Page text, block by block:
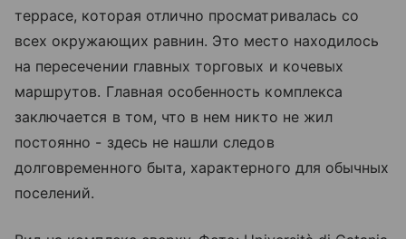
террасе, которая отлично просматривалась со
всех окружающих равнин. Это место находилось
на пересечении главных торговых и кочевых
маршрутов. Главная особенность комплекса
заключается в том, что в нем никто не жил
постоянно - здесь не нашли следов
долговременного быта, характерного для обычных
поселений.